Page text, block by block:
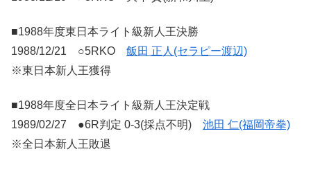
■1988年度東日本ライト級新人王決勝
1988/12/21 ○5RKO 飯田 正人(セラピー渡辺)
※東日本新人王獲得
■1988年度全日本ライト級新人王決定戦
1989/02/27 ●6R判定 0-3(採点不明) 池田 仁(福岡帝拳)
※全日本新人王敗退